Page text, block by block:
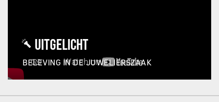
UITGELICHT
BELEVING IN DE JUWELIERSZAAK